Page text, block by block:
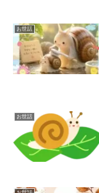
お世話
お世話